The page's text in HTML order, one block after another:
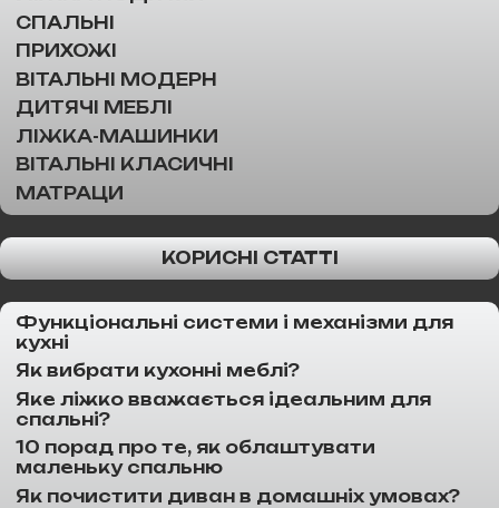
СПАЛЬНІ
ПРИХОЖІ
ВІТАЛЬНІ МОДЕРН
ДИТЯЧІ МЕБЛІ
ЛІЖКА-МАШИНКИ
ВІТАЛЬНІ КЛАСИЧНІ
МАТРАЦИ
КОРИСНІ СТАТТІ
Функціональні системи і механізми для
кухні
Як вибрати кухонні меблі?
Яке ліжко вважається ідеальним для
спальні?
10 порад про те, як облаштувати
маленьку спальню
Як почистити диван в домашніх умовах?